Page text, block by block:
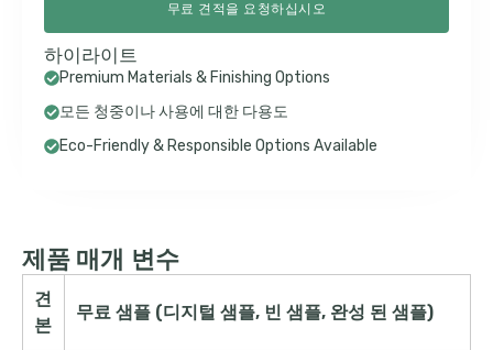
무료 견적을 요청하십시오
하이라이트
Premium Materials & Finishing Options
모든 청중이나 사용에 대한 다용도
Eco-Friendly & Responsible Options Available
제품 매개 변수
견
본
무료 샘플 (디지털 샘플, 빈 샘플, 완성 된 샘플)